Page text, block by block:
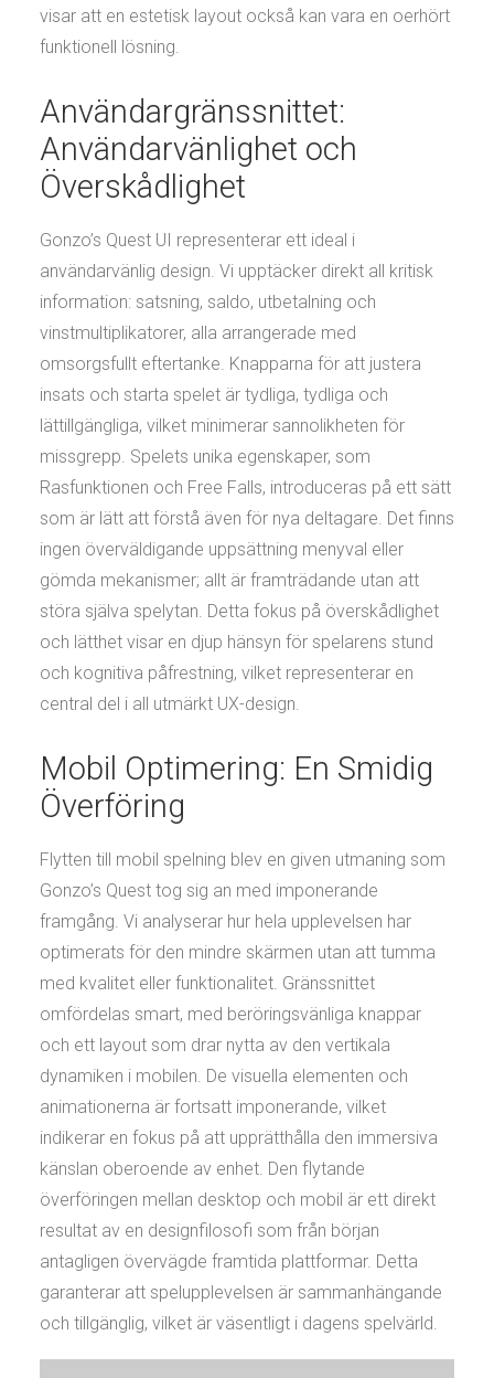
visar att en estetisk layout också kan vara en oerhört
funktionell lösning.
Användargränssnittet:
Användarvänlighet och
Överskådlighet
Gonzo’s Quest UI representerar ett ideal i
användarvänlig design. Vi upptäcker direkt all kritisk
information: satsning, saldo, utbetalning och
vinstmultiplikatorer, alla arrangerade med
omsorgsfullt eftertanke. Knapparna för att justera
insats och starta spelet är tydliga, tydliga och
lättillgängliga, vilket minimerar sannolikheten för
missgrepp. Spelets unika egenskaper, som
Rasfunktionen och Free Falls, introduceras på ett sätt
som är lätt att förstå även för nya deltagare. Det finns
ingen överväldigande uppsättning menyval eller
gömda mekanismer; allt är framträdande utan att
störa själva spelytan. Detta fokus på överskådlighet
och lätthet visar en djup hänsyn för spelarens stund
och kognitiva påfrestning, vilket representerar en
central del i all utmärkt UX-design.
Mobil Optimering: En Smidig
Överföring
Flytten till mobil spelning blev en given utmaning som
Gonzo’s Quest tog sig an med imponerande
framgång. Vi analyserar hur hela upplevelsen har
optimerats för den mindre skärmen utan att tumma
med kvalitet eller funktionalitet. Gränssnittet
omfördelas smart, med beröringsvänliga knappar
och ett layout som drar nytta av den vertikala
dynamiken i mobilen. De visuella elementen och
animationerna är fortsatt imponerande, vilket
indikerar en fokus på att upprätthålla den immersiva
känslan oberoende av enhet. Den flytande
överföringen mellan desktop och mobil är ett direkt
resultat av en designfilosofi som från början
antagligen övervägde framtida plattformar. Detta
garanterar att spelupplevelsen är sammanhängande
och tillgänglig, vilket är väsentligt i dagens spelvärld.